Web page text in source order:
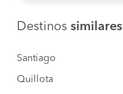
Destinos similares
Santiago
Quillota